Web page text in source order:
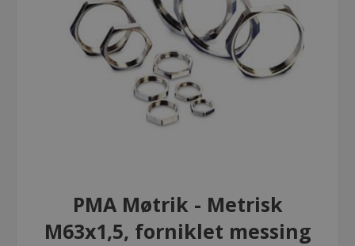
PMA Møtrik - Metrisk
M63x1,5, forniklet messing